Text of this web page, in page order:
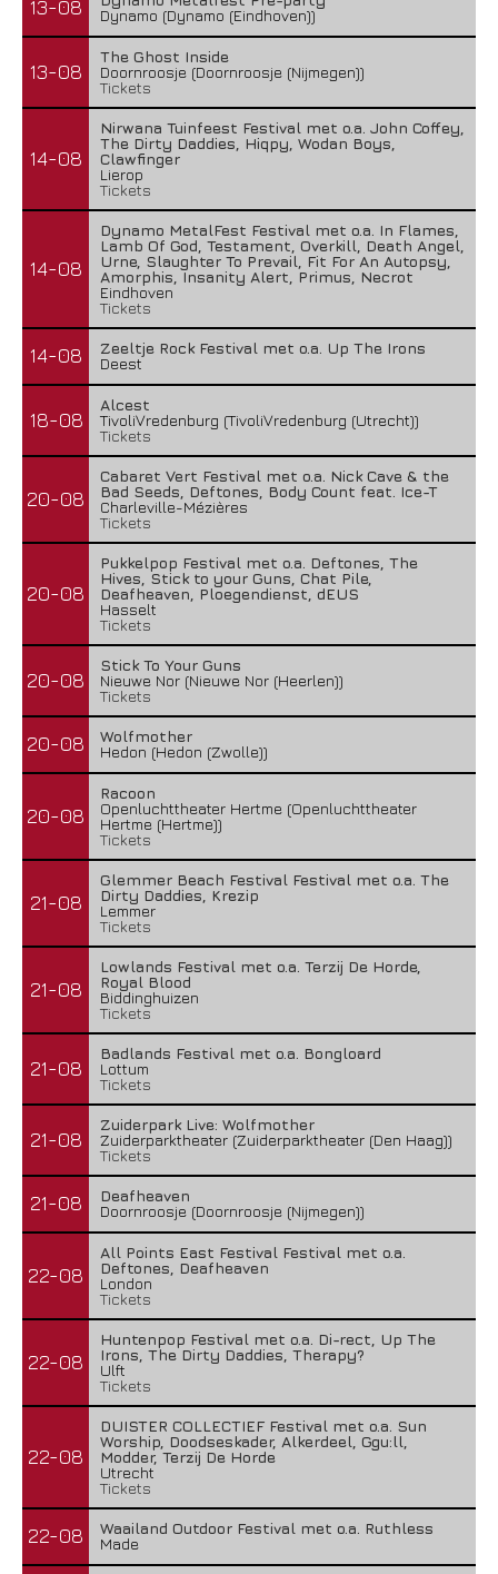
13-08
Dynamo (Dynamo (Eindhoven))
13-08
The Ghost Inside
Doornroosje (Doornroosje (Nijmegen))
Tickets
14-08
Nirwana Tuinfeest Festival met o.a. John Coffey,
The Dirty Daddies, Hiqpy, Wodan Boys,
Clawfinger
Lierop
Tickets
14-08
Dynamo MetalFest Festival met o.a. In Flames,
Lamb Of God, Testament, Overkill, Death Angel,
Urne, Slaughter To Prevail, Fit For An Autopsy,
Amorphis, Insanity Alert, Primus, Necrot
Eindhoven
Tickets
14-08
Zeeltje Rock Festival met o.a. Up The Irons
Deest
18-08
Alcest
TivoliVredenburg (TivoliVredenburg (Utrecht))
Tickets
20-08
Cabaret Vert Festival met o.a. Nick Cave & the
Bad Seeds, Deftones, Body Count feat. Ice-T
Charleville-Mézières
Tickets
20-08
Pukkelpop Festival met o.a. Deftones, The
Hives, Stick to your Guns, Chat Pile,
Deafheaven, Ploegendienst, dEUS
Hasselt
Tickets
20-08
Stick To Your Guns
Nieuwe Nor (Nieuwe Nor (Heerlen))
Tickets
20-08
Wolfmother
Hedon (Hedon (Zwolle))
20-08
Racoon
Openluchttheater Hertme (Openluchttheater
Hertme (Hertme))
Tickets
21-08
Glemmer Beach Festival Festival met o.a. The
Dirty Daddies, Krezip
Lemmer
Tickets
21-08
Lowlands Festival met o.a. Terzij De Horde,
Royal Blood
Biddinghuizen
Tickets
21-08
Badlands Festival met o.a. Bongloard
Lottum
Tickets
21-08
Zuiderpark Live: Wolfmother
Zuiderparktheater (Zuiderparktheater (Den Haag))
Tickets
21-08
Deafheaven
Doornroosje (Doornroosje (Nijmegen))
22-08
All Points East Festival Festival met o.a.
Deftones, Deafheaven
London
Tickets
22-08
Huntenpop Festival met o.a. Di-rect, Up The
Irons, The Dirty Daddies, Therapy?
Ulft
Tickets
22-08
DUISTER COLLECTIEF Festival met o.a. Sun
Worship, Doodseskader, Alkerdeel, Ggu:ll,
Modder, Terzij De Horde
Utrecht
Tickets
22-08
Waailand Outdoor Festival met o.a. Ruthless
Made